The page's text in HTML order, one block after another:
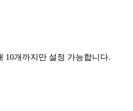
10개까지만 설정 가능합니다.